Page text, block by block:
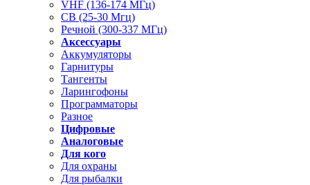
VHF (136-174 МГц)
CB (25-30 Мгц)
Речной (300-337 МГц)
Аксессуары
Аккумуляторы
Гарнитуры
Тангенты
Ларингофоны
Программаторы
Разное
Цифровые
Аналоговые
Для кого
Для охраны
Для рыбалки